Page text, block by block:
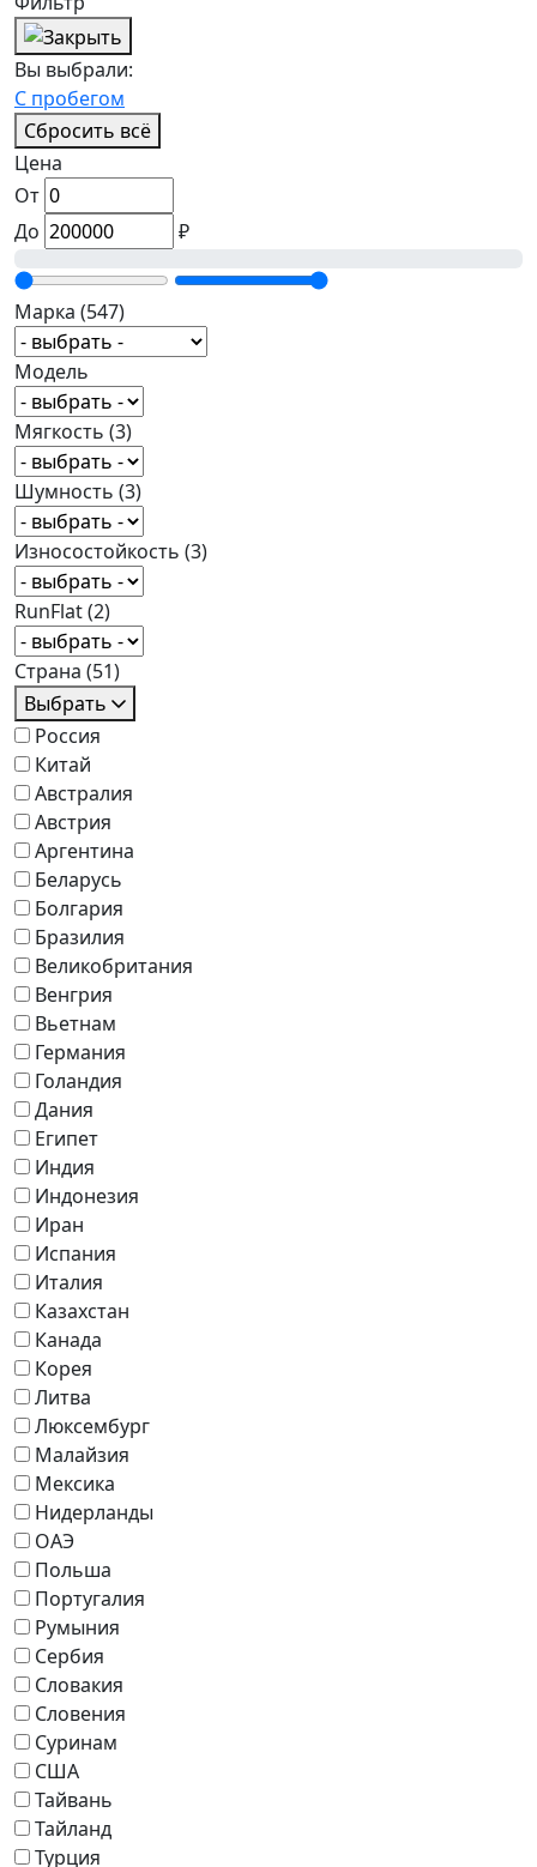
Вы выбрали:
С пробегом
Сбросить всё
Цена
От
До
₽
Марка (547)
Модель
Мягкость (3)
Шумность (3)
Износостойкость (3)
RunFlat(2)
Страна (51)
Выбрать
Россия
Китай
Австралия
Австрия
Аргентина
Беларусь
Болгария
Бразилия
Великобритания
Венгрия
Вьетнам
Германия
Голандия
Дания
Египет
Индия
Индонезия
Иран
Испания
Италия
Казахстан
Канада
Корея
Литва
Люксембург
Малайзия
Мексика
Нидерланды
ОАЭ
Польша
Португалия
Румыния
Сербия
Словакия
Словения
Суринам
США
Тайвань
Тайланд
Турция